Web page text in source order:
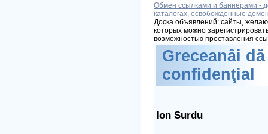
Обмен ссылками и баннерами -
каталогах, освобожденные
Доска объявлений: сайты,
которых можно
возможностью проставления
Greceanâi
confidenţial
Ion Surdu